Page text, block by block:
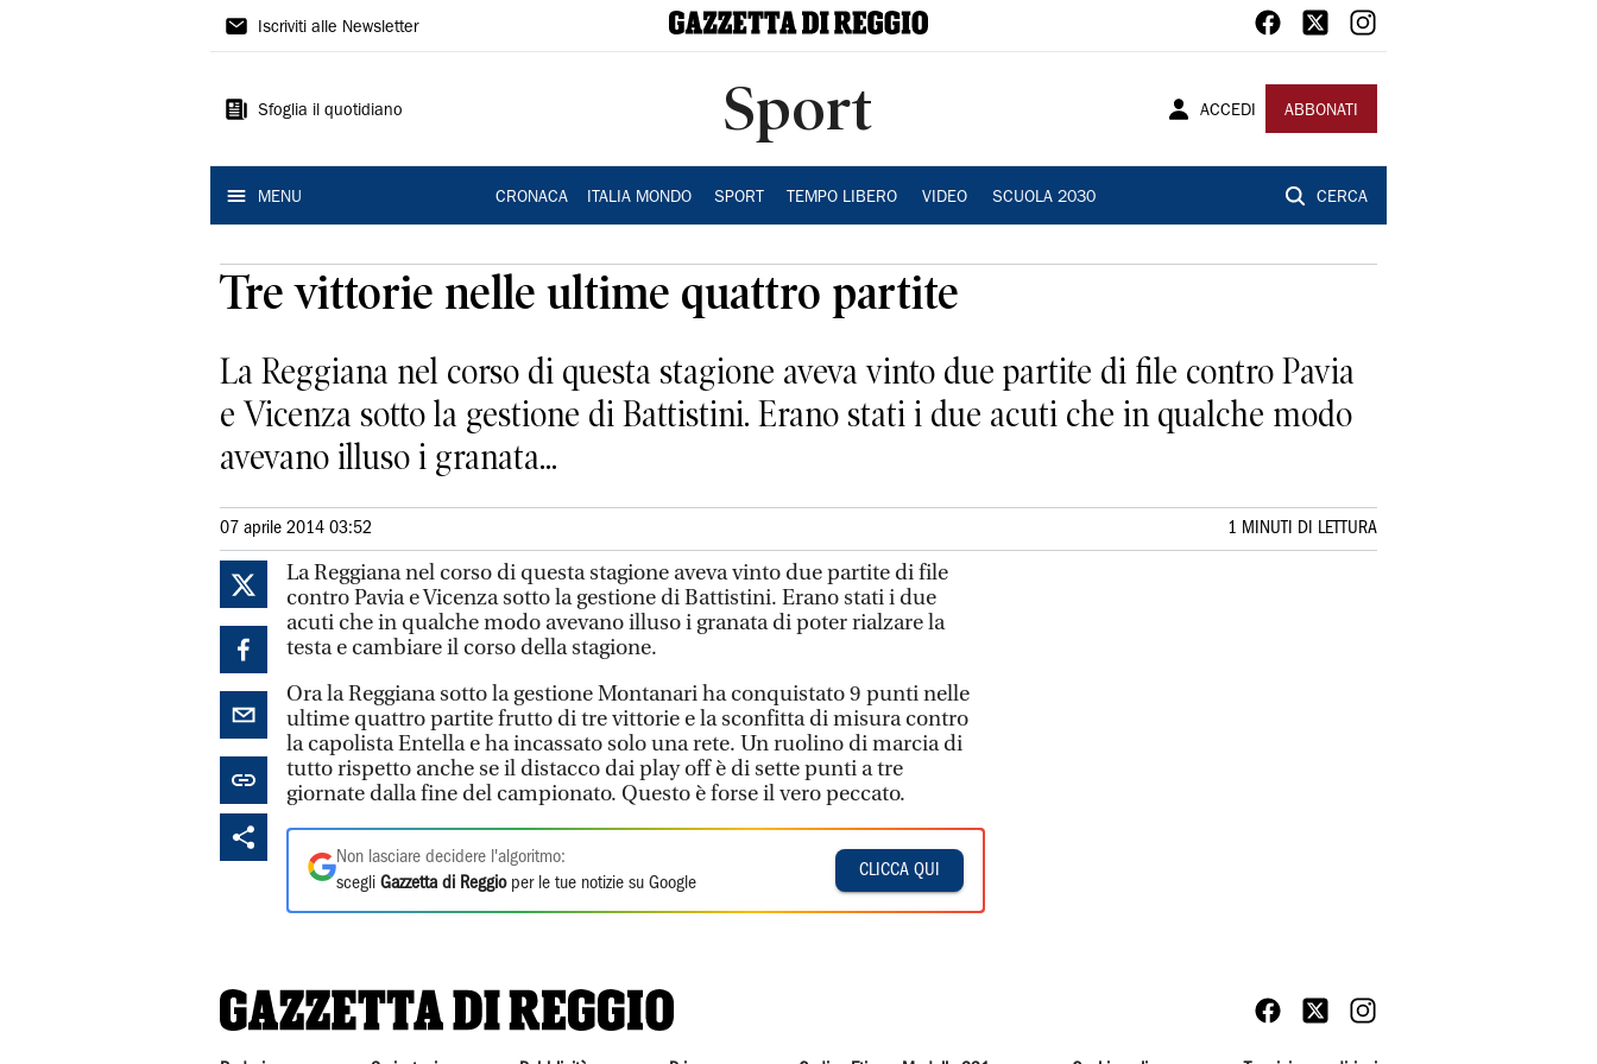
Gazzetta
Reggio
Iscriviti alle Newsletter
Sfoglia il quotidiano Sport ACCEDI ABBONATI
MENU CRONACA ITALIA MONDO SPORT TEMPO LIBERO VIDEO SCUOLA 2030 CERCA
Tre vittorie nelle ultime quattro partite
La Reggiana nel corso di questa stagione aveva vinto due partite di file contro Pavia
e Vicenza sotto la gestione di Battistini. Erano stati i due acuti che in qualche modo
avevano illuso i granata...
07 aprile 2014 03:52 1 MINUTI DI LETTURA
La Reggiana nel corso di questa stagione aveva vinto due partite di file
contro Pavia e Vicenza sotto la gestione di Battistini. Erano stati i due
acuti che in qualche modo avevano illuso i granata di poter rialzare la
testa e cambiare il corso della stagione.
Ora la Reggiana sotto la gestione Montanari ha conquistato 9 punti nelle
ultime quattro partite frutto di tre vittorie e la sconfitta di misura contro
la capolista Entella e ha incassato solo una rete. Un ruolino di marcia di
tutto rispetto anche se il distacco dai play off è di sette punti a tre
giornate dalla fine del campionato. Questo è forse il vero peccato.
Non lasciare decidere l'algoritmo:
scegli Gazzetta di Reggioper le tue notizie su Google
CLICCA QUI